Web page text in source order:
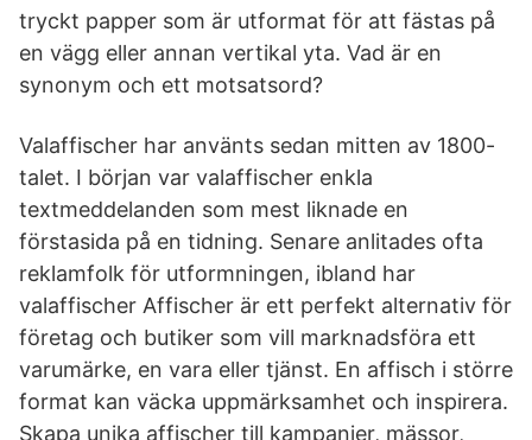
tryckt papper som är utformat för att fästas på
en vägg eller annan vertikal yta. Vad är en
synonym och ett motsatsord?
Valaffischer har använts sedan mitten av 1800-
talet. I början var valaffischer enkla
textmeddelanden som mest liknade en
förstasida på en tidning. Senare anlitades ofta
reklamfolk för utformningen, ibland har
valaffischer Affischer är ett perfekt alternativ för
företag och butiker som vill marknadsföra ett
varumärke, en vara eller tjänst. En affisch i större
format kan väcka uppmärksamhet och inspirera.
Skapa unika affischer till kampanjer, mässor,